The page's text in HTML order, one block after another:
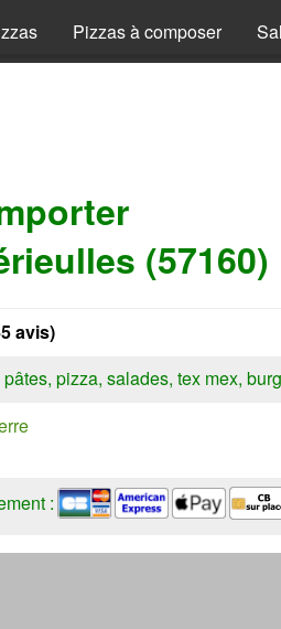
Pizzas à composer
(57160)
avis)
pizza, salades, tex mex,
: